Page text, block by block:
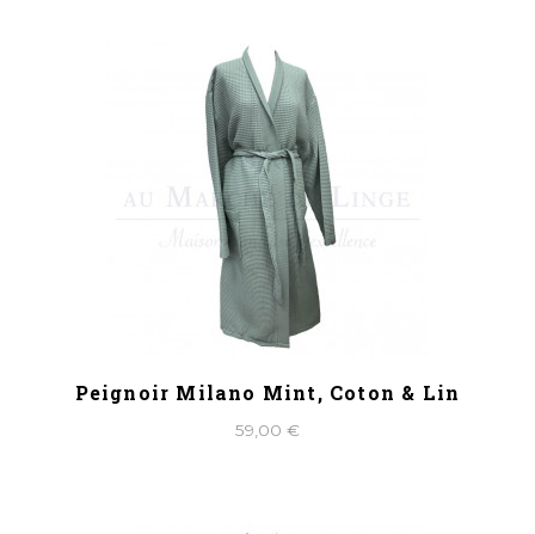
Peignoir Milano Mint, Coton & Lin
59,00 €